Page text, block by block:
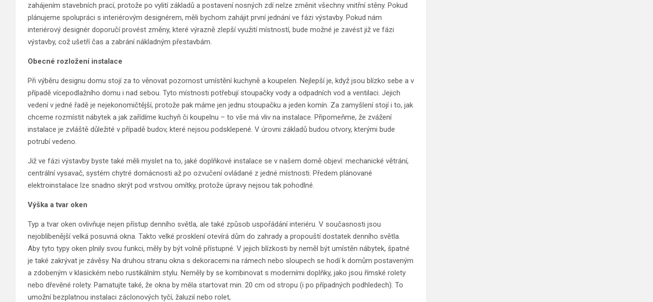
zahájením stavebních prací, protože po vylití základů a postavení nosných zdí nelze změnit všechny vnitřní stěny. Pokud
plánujeme spolupráci s interiérovým designérem, měli bychom zahájit první jednání ve fázi výstavby. Pokud nám
interiérový designér doporučí provést změny, které výrazně zlepší využití místností, bude možné je zavést již ve fázi
výstavby, což ušetří čas a zabrání nákladným přestavbám.
Obecné rozložení instalace
Při výběru designu domu stojí za to věnovat pozornost umístění kuchyně a koupelen. Nejlepší je, když jsou blízko sebe a v
případě vícepodlažního domu i nad sebou. Tyto místnosti potřebují stoupačky vody a odpadních vod a ventilaci. Jejich
vedení v jedné řadě je nejekonomičtější, protože pak máme jen jednu stoupačku a jeden komín. Za zamyšlení stojí i to, jak
chceme rozmístit nábytek a jak zařídíme kuchyň či koupelnu – to vše má vliv na instalace. Připomeňme, že zvážení
instalace je zvláště důležité v případě budov, které nejsou podsklepené. V úrovni základů budou otvory, kterými bude
potrubí vedeno.
Již ve fázi výstavby byste také měli myslet na to, jaké doplňkové instalace se v našem domě objeví: mechanické větrání,
centrální vysavač, systém chytré domácnosti až po ozvučení ovládané z jedné místnosti. Předem plánované
elektroinstalace lze snadno skrýt pod vrstvou omítky, protože úpravy nejsou tak pohodlné.
Výška a tvar oken
Typ a tvar oken ovlivňuje nejen přístup denního světla, ale také způsob uspořádání interiéru. V současnosti jsou
nejoblíbenější velká posuvná okna. Takto velké prosklení otevírá dům do zahrady a propouští dostatek denního světla.
Aby tyto typy oken plnily svou funkci, měly by být volně přístupné. V jejich blízkosti by neměl být umístěn nábytek, špatné
je také zakrývat je závěsy. Na druhou stranu okna s dekoracemi na rámech nebo sloupech se hodí k domům postaveným
a zdobeným v klasickém nebo rustikálním stylu. Neměly by se kombinovat s moderními doplňky, jako jsou římské rolety
nebo dřevěné rolety. Pamatujte také, že okna by měla startovat min. 20 cm od stropu (i po případných podhledech). To
umožní bezplatnou instalaci záclonových tyčí, žaluzií nebo rolet,